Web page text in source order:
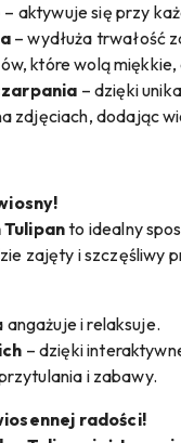
– aktywuje się przy
– wydłuża trwałość
które wolą
– dzięki
zdjęciach, dodając
to idealny
zajęty i szczęśliwy
i relaksuje.
– dzięki
i zabawy.
radości!